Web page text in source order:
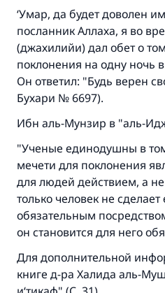
‘Умар, да будет доволен
посланник Аллаха, я во
(джахилийи) дал обет о
поклонения на одну ночь
Он ответил: "Будь верен
Бухари № 6697).
Ибн аль-Мунзир в "аль-
"Ученые единодушны в
мечети для поклонения
для людей действием, а
только человек не сделает
обязательным
он становится для него
Для дополнительной
книге д-ра Халида аль-